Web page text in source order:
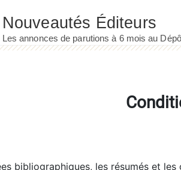
bibliographiques, les résumés et